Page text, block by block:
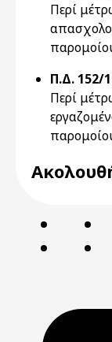
Περί
Π.Δ. 152/
Περί